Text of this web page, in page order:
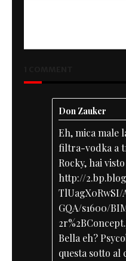
Don Zauker
Eh, mica male
filtra-vodka a
Rocky, hai
http://
TlUagX0RwSI/
GQA/s1600/
Bella eh?
questa sotto al